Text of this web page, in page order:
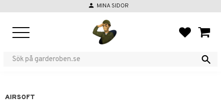
person MINA SIDOR
AIRSOFT